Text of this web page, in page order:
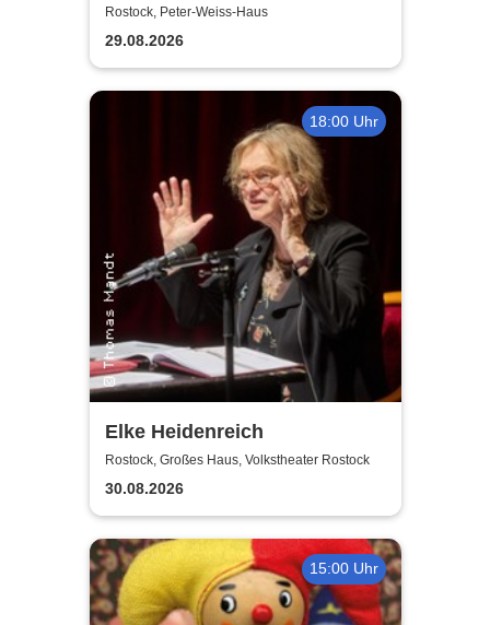
+ Social Dance | Peter Weiss
Haus Rostock
Rostock, Peter-Weiss-Haus
29.08.2026
18:00 Uhr
Elke Heidenreich
Rostock, Großes Haus, Volkstheater Rostock
30.08.2026
15:00 Uhr